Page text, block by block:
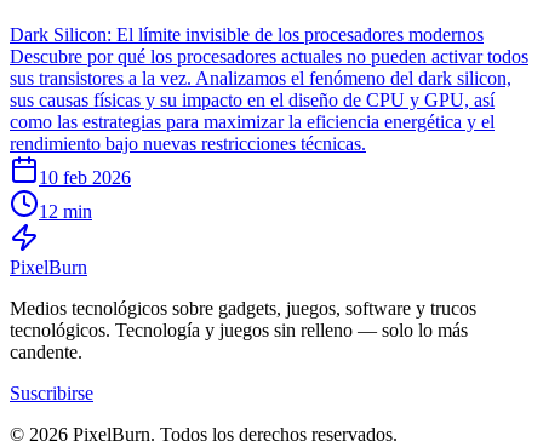
Dark Silicon: El límite invisible de los procesadores modernos
Descubre por qué los procesadores actuales no pueden activar todos
sus transistores a la vez. Analizamos el fenómeno del dark silicon,
sus causas físicas y su impacto en el diseño de CPU y GPU, así
como las estrategias para maximizar la eficiencia energética y el
rendimiento bajo nuevas restricciones técnicas.
10 feb 2026
12 min
PixelBurn
Medios tecnológicos sobre gadgets, juegos, software y trucos
tecnológicos. Tecnología y juegos sin relleno — solo lo más
candente.
Suscribirse
© 2026 PixelBurn. Todos los derechos reservados.